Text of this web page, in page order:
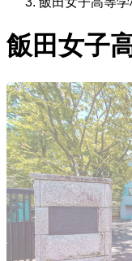
飯田女子